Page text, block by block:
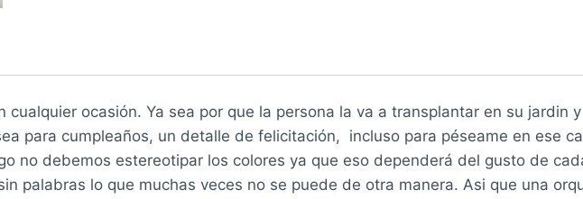
ocasión. Ya sea por que la persona la va a transplantar en su jardin
para cumpleaños, un detalle de felicitación, incluso para péseame en ese
no debemos estereotipar los colores ya que eso dependerá del gusto de
palabras lo que muchas veces no se puede de otra manera. Asi que una